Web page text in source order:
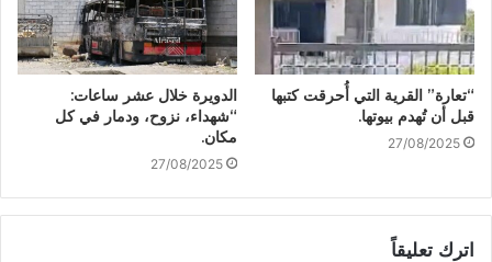
“تعارة” القرية التي أُحرقت كتبها
قبل أن تُهدم بيوتها.
27/08/2025
الدويرة خلال عشر ساعات:
“شهداء، نزوح، ودمار في كل
مكان.
27/08/2025
اترك تعليقاً